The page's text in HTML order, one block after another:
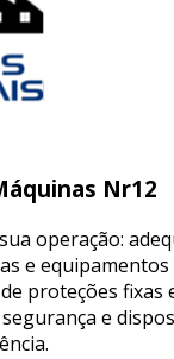
Nr12
operação:
e equipamentos
proteções fixas
e